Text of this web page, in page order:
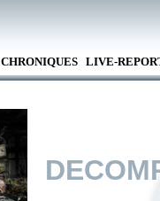
CHRONIQUES LIVE-